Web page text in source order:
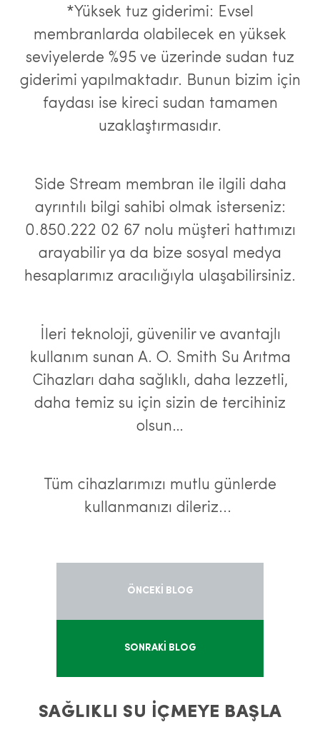
*Yüksek tuz giderimi: Evsel
membranlarda olabilecek en yüksek
seviyelerde %95 ve üzerinde sudan tuz
giderimi yapılmaktadır. Bunun bizim için
faydası ise kireci sudan tamamen
uzaklaştırmasıdır.
Side Stream membran ile ilgili daha
ayrıntılı bilgi sahibi olmak isterseniz:
0.850.222 02 67 nolu müşteri hattımızı
arayabilir ya da bize sosyal medya
hesaplarımız aracılığıyla ulaşabilirsiniz.
İleri teknoloji, güvenilir ve avantajlı
kullanım sunan A. O. Smith Su Arıtma
Cihazları daha sağlıklı, daha lezzetli,
daha temiz su için sizin de tercihiniz
olsun…
Tüm cihazlarımızı mutlu günlerde
kullanmanızı dileriz...
ÖNCEKİ BLOG
SONRAKİ BLOG
SAĞLIKLI SU İÇMEYE BAŞLA